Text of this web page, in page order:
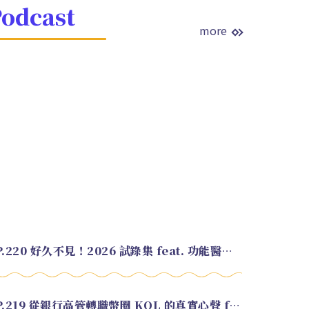
more
EP.220 好久不見！2026 試錄集 feat. 功能醫學營養師 美寶
EP.219 從銀行高管轉職幣圈 KOL 的真實心聲 feat.龜大